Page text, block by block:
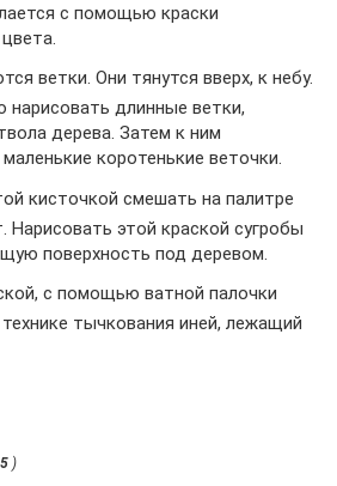
с помощью краски
ветки. Они тянутся вверх, к небу.
нарисовать длинные ветки,
дерева. Затем к ним
коротенькие веточки.
кисточкой смешать на палитре
Нарисовать этой краской сугробы
поверхность под деревом.
с помощью ватной палочки
тычкования иней, лежащий
5 )